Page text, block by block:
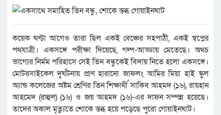
কয়েক ঘণ্টা আগেও তারা ছিল একই বেঞ্চের সহপাঠী, একই স্বপ্নের
পথযাত্রী। একসঙ্গে পরীক্ষা দিয়েছে, গল্প-আড্ডায় মেতেছে। অথচ
ভাগ্যের নির্মম পরিহাসে সেই তিন বন্ধুকেই বিদায় নিতে হলো একসঙ্গে।
মোটরসাইকেল দুর্ঘটনায় প্রাণ হারানো জাফলং আমির মিয়া হাই স্কুল
অ্যান্ড কলেজের অষ্টম শ্রেণির তিন শিক্ষার্থী সাকিব আহমদ (১৬), রায়হান
আহমেদ (রাহুল) (১৬) ও জয় আহমদ (১৬)-এর দাফন সম্পন্ন হয়েছে।
তাদের অকাল মৃত্যুতে শোকে স্তব্ধ হয়ে পড়েছে পুরো গোয়াইনঘাট।